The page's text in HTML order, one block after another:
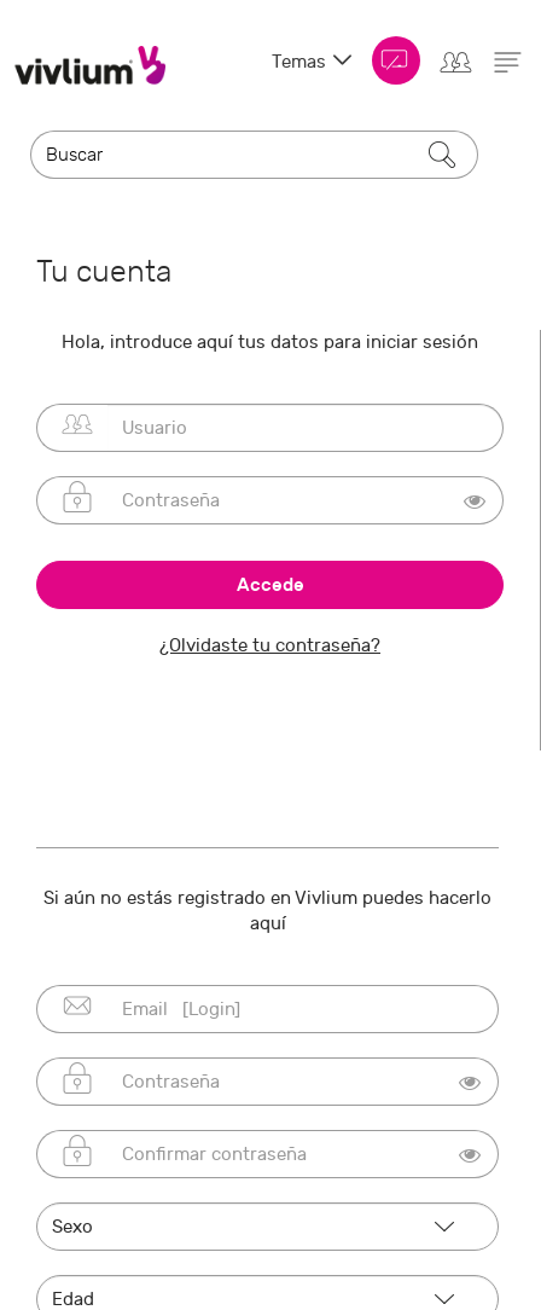
Temas
Tu cuenta
Hola, introduce aquí tus datos para iniciar sesión
¿Olvidaste tu contraseña?
Si aún no estás registrado en Vivlium puedes hacerlo
aquí